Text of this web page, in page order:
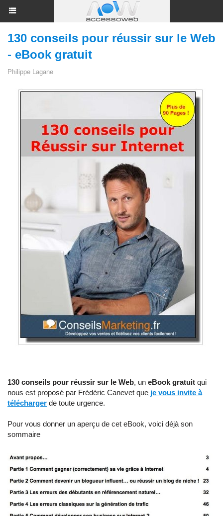
130 conseils pour réussir sur le Web
- eBook gratuit
Philippe Lagane
130 conseils pour réussir sur le Web, un eBook gratuit qui
nous est proposé par Frédéric Canevet que je vous invite à
télécharger de toute urgence.
Pour vous donner un aperçu de cet eBook, voici déjà son
sommaire